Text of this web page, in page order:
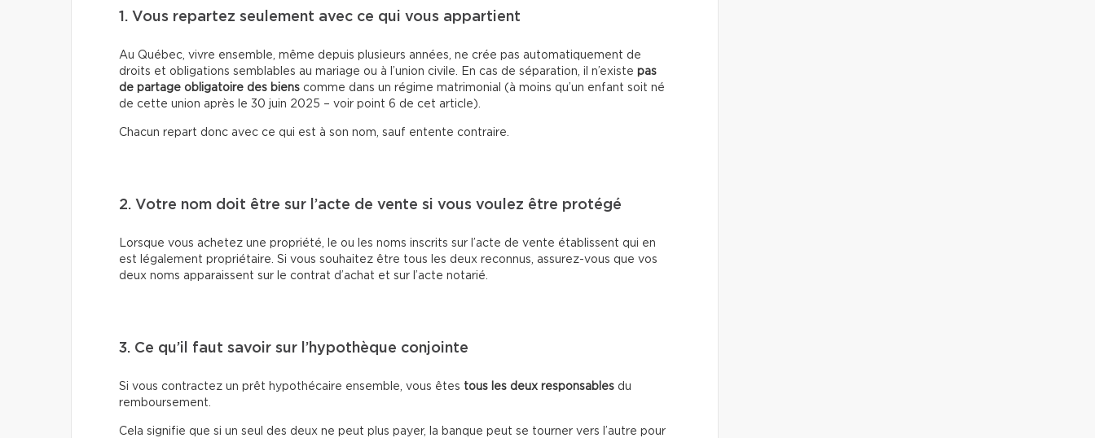
1. Vous repartez seulement avec ce qui vous appartient
Au Québec, vivre ensemble, même depuis plusieurs années, ne crée pas automatiquement de
droits et obligations semblables au mariage ou à l’union civile. En cas de séparation, il n’existe pas
de partage obligatoire des biens comme dans un régime matrimonial (à moins qu’un enfant soit né
de cette union après le 30 juin 2025 – voir point 6 de cet article).
Chacun repart donc avec ce qui est à son nom, sauf entente contraire.
2. Votre nom doit être sur l’acte de vente si vous voulez être protégé
Lorsque vous achetez une propriété, le ou les noms inscrits sur l’acte de vente établissent qui en
est légalement propriétaire. Si vous souhaitez être tous les deux reconnus, assurez-vous que vos
deux noms apparaissent sur le contrat d’achat et sur l’acte notarié.
3. Ce qu’il faut savoir sur l’hypothèque conjointe
Si vous contractez un prêt hypothécaire ensemble, vous êtes tous les deux responsables du
remboursement.
Cela signifie que si un seul des deux ne peut plus payer, la banque peut se tourner vers l’autre pour